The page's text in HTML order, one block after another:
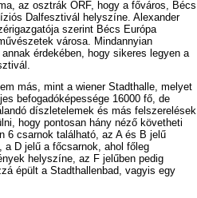
az osztrák ORF, hogy a főváros, Bécs
Dalfesztivál helyszíne. Alexander
szerint Bécs Európa
városa. Mindannyian
érdekében, hogy sikeres legyen a
más, mint a wiener Stadthalle, melyet
befogadóképessége 16000 fő, de
díszletelemek és más felszerelések
hogy pontosan hány néző követheti
6 csarnok található, az A és B jelű
a D jelű a főcsarnok, ahol főleg
helyszíne, az F jelűben pedig
épült a Stadthallenbad, vagyis egy